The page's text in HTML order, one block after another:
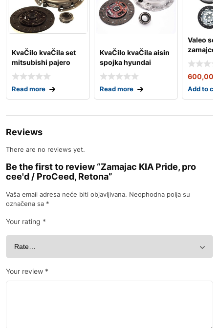
KvaČilo kvaČila set
mitsubishi pajero
2.5td
Read more
KvaČilo kvaČila aisin
spojka hyundai
accent 1,5
Read more
Valeo
tdi valeo
600,00
Add to
Reviews
There are no reviews yet.
Be the first to review “Zamajac KIA Pride, pro
cee'd / ProCeed, Retona”
Vaša email adresa neće biti objavljivana. Neophodna polja su
označena sa *
Your rating *
Your review *